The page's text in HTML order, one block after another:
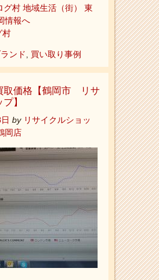
村
ンド 買い取り事例
取価格【鶴岡市 リサ
】
by リサイクルショッ
岡店